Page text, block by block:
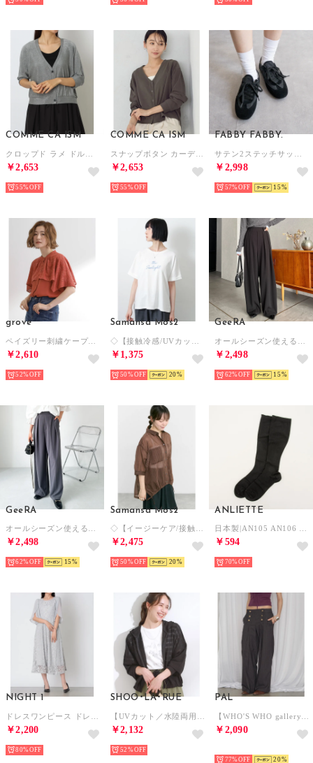
COMME CA ISM
￥2,653
55%
COMME CA ISM
￥2,653
55%
FABBY FABBY.
￥2,998
57% 15
grove
￥2,610
52%
Samansa Mos2
￥1,375
50% 20
GeeRA
￥2,498
62% 15
GeeRA
￥2,498
62% 15
Samansa Mos2
￥2,475
50% 20
ANLIETTE
￥594
70%
NIGHT 1
￥2,200
80%
SHOO･LA･RUE
￥2,132
52%
PAL
￥2,090
77% 20